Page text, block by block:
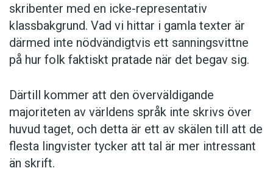
skribenter med en icke-representativ
klassbakgrund. Vad vi hittar i gamla texter är
därmed inte nödvändigtvis ett sanningsvittne
på hur folk faktiskt pratade när det begav sig.
Därtill kommer att den överväldigande
majoriteten av världens språk inte skrivs över
huvud taget, och detta är ett av skälen till att de
flesta lingvister tycker att tal är mer intressant
än skrift.